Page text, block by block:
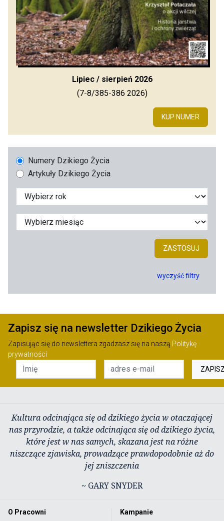
Lipiec / sierpień 2026
(7-8/385-386 2026)
KUP NUMER
Numery Dzikiego Życia
Artykuły Dzikiego Życia
ZASTOSUJ
wyczyść filtry
Zapisz się na newsletter Dzikiego Życia
Zapisując się do newslettera zgadzasz się na naszą Politykę
prywatności
Kultura odcinająca się od dzikiego życia w otaczającej
nas przyrodzie, a także odcinająca się od dzikiego życia,
które jest w nas samych, skazana jest na różne
niszczące zjawiska, prowadzące prawdopodobnie aż do
jej zniszczenia
~ GARY SNYDER
O Pracowni
Kampanie